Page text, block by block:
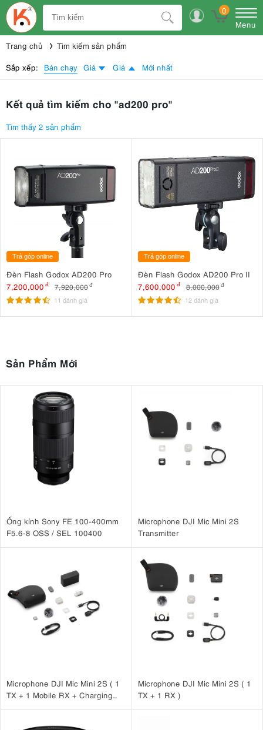
0
Menu
Trang chủ Tìm kiếm sản phẩm
Sắp xếp: Bán chạy Giá Giá Mới nhất
Kết quả tìm kiếm cho "ad200 pro"
Tìm thấy 2 sản phẩm
Trả góp online
Đèn Flash Godox AD200 Pro
7,200,000 đ 7,920,000đ
11 đánh giá
Trả góp online
Đèn Flash Godox AD200 Pro II
7,600,000 đ 8,000,000 đ
12 đánh giá
Sản Phẩm Mới
Ống kính Sony FE 100-400mm
F5.6-8 OSS / SEL 100400
Microphone DJI Mic Mini 2S
Transmitter
Microphone DJI Mic Mini 2S ( 1
TX + 1 Mobile RX + Charging
Microphone DJI Mic Mini 2S ( 1
TX + 1 RX )